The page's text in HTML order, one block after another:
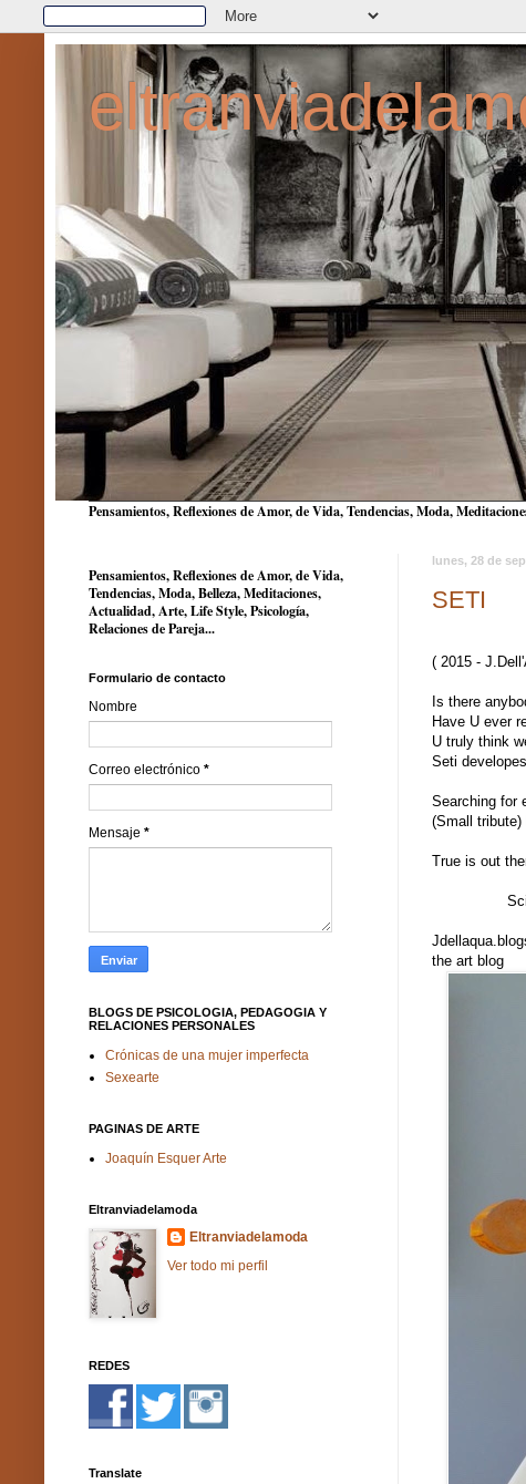
Pensamientos, Reflexiones de Amor, de Vida, Tendencias, Moda,
lunes, 28 de
SETI
( 2015 -
Is there
Have U ever
U truly think
Seti
Searching for
(Small tribute)
True is out
the art blog
Pensamientos, Reflexiones de Amor, de Vida,
Tendencias, Moda, Belleza, Meditaciones,
Actualidad, Arte, Life Style, Psicología,
Relaciones de Pareja...
Formulario de contacto
Nombre
Correo electrónico *
Mensaje *
BLOGS DE PSICOLOGIA, PEDAGOGIA Y
RELACIONES PERSONALES
Crónicas de una mujer imperfecta
Sexearte
PAGINAS DE ARTE
Joaquín Esquer Arte
Eltranviadelamoda
Eltranviadelamoda
Ver todo mi perfil
REDES
Translate